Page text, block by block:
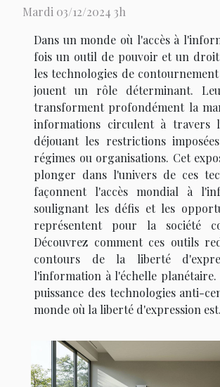
Mardi 03/12/2024 3h
Dans un monde où l'accès à
fois un outil de pouvoir et un
les technologies de
jouent un rôle déterminant.
transforment profondément la
informations circulent à travers
déjouant les restrictions
régimes ou organisations. Cet
plonger dans l'univers de ces
façonnent l'accès mondial à
soulignant les défis et les
représentent pour la société
Découvrez comment ces outils
contours de la liberté
l'information à l'échelle planétaire.
puissance des technologies anti-
monde où la liberté d'expression